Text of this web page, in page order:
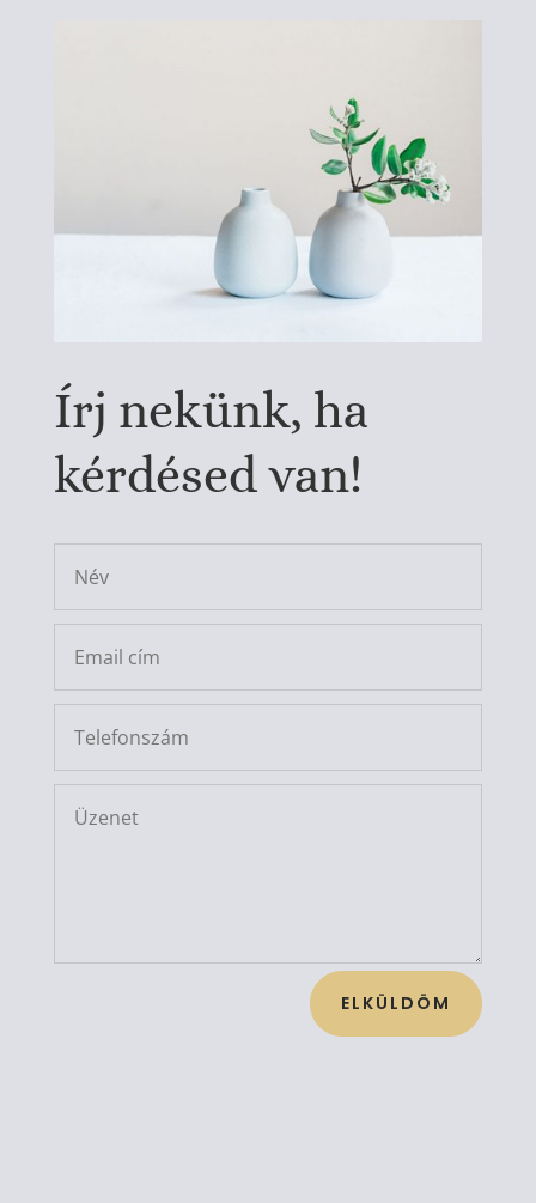
Írj nekünk, ha
kérdésed van!
ELKÜLDÖM